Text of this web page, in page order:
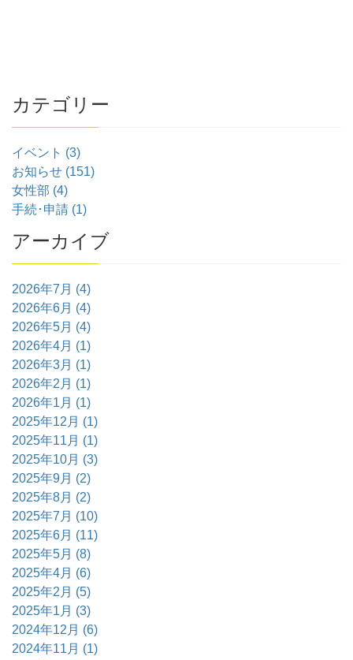
カテゴリー
イベント (3)
お知らせ (151)
女性部 (4)
手続･申請 (1)
アーカイブ
2026年7月 (4)
2026年6月 (4)
2026年5月 (4)
2026年4月 (1)
2026年3月 (1)
2026年2月 (1)
2026年1月 (1)
2025年12月 (1)
2025年11月 (1)
2025年10月 (3)
2025年9月 (2)
2025年8月 (2)
2025年7月 (10)
2025年6月 (11)
2025年5月 (8)
2025年4月 (6)
2025年2月 (5)
2025年1月 (3)
2024年12月 (6)
2024年11月 (1)